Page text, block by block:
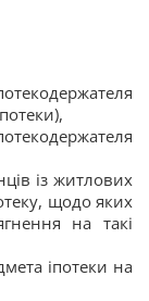
із житлових
щодо яких
на такі
іпотеки на